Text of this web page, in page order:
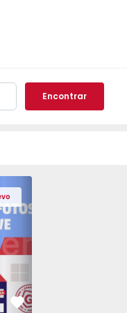
Encontrar
- 8- 1575536 - 12
Maia, Pedrouços -
T3 Maia,
Apartamento
T3 Porto,
Favorito